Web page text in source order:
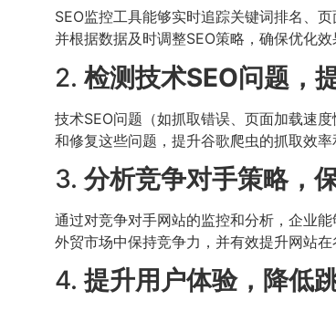
SEO监控工具能够实时追踪关键词排名、
并根据数据及时调整SEO策略，确保优化效
2. 检测技术SEO问题，
技术SEO问题（如抓取错误、页面加载速
和修复这些问题，提升谷歌爬虫的抓取效率
3. 分析竞争对手策略，
通过对竞争对手网站的监控和分析，企业
外贸市场中保持竞争力，并有效提升网站在
4.提升用户体验，降低